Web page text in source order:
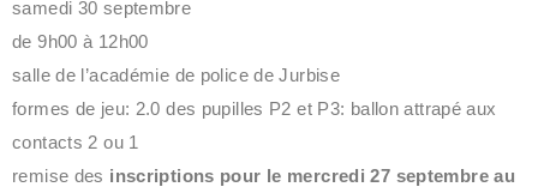
samedi 30 septembre
de 9h00 à 12h00
salle de l’académie de police de Jurbise
formes de jeu: 2.0 des pupilles P2 et P3: ballon attrapé aux
contacts 2 ou 1
remise des inscriptions pour le mercredi 27 septembre au